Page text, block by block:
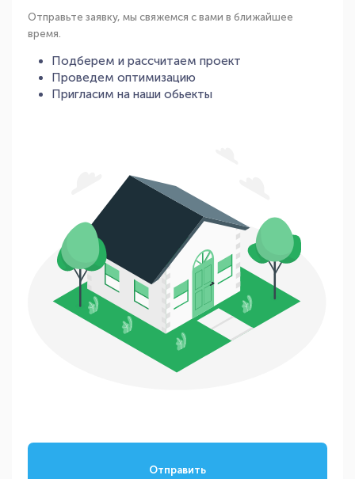
Отправьте заявку, мы свяжемся с вами в ближайшее
время.
Подберем и рассчитаем проект
Проведем оптимизацию
Пригласим на наши обьекты
Отправить